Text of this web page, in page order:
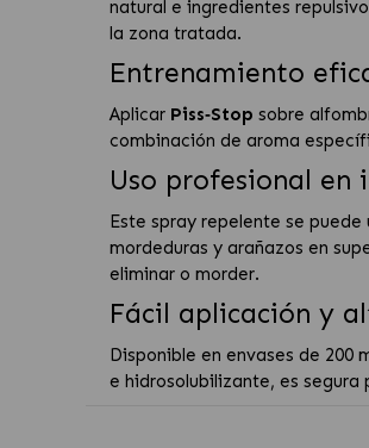
natural e ingredientes
la zona tratada.
Entrenamiento
Aplicar Piss‑Stop sobre
combinación de aroma
Uso profesional en
Este spray repelen­te se
mordeduras y arañazos en
eliminar o morder.
Fácil aplicación y
Disponible en envases de 200
e hidrosolubilizante, es